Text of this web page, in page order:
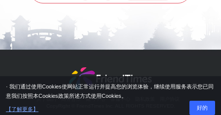
关于我们 商务合作 账号中心 客服中心
· 我们通过使用Cookies使网站正常运行并提高您的浏览体验，继续使用服务表示您已同
意我们按照本Cookies政策所述方式使用Cookies。
【了解更多】 好的